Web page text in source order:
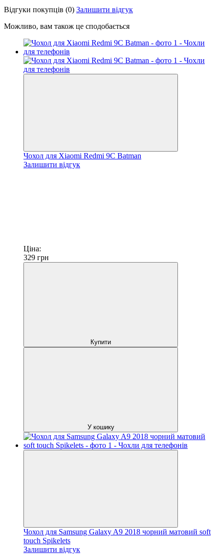
Відгуки покупців (0) Залишити відгук
Можливо, вам також це сподобається
Чохол для Xiaomi Redmi 9C Batman
Залишити відгук
Ціна:
329 грн
Купити
У кошику
Чохол для Samsung Galaxy A9 2018 чорний матовий soft
touch Spikelets
Залишити відгук